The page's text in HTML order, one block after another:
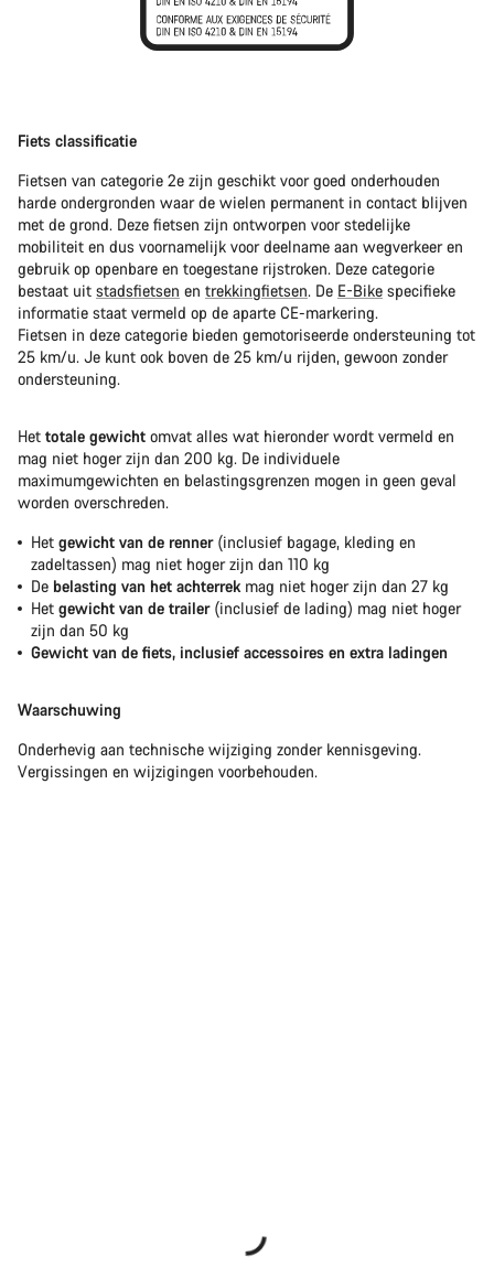
Fiets classificatie
Fietsen van categorie 2e zijn geschikt voor goed onderhouden
harde ondergronden waar de wielen permanent in contact blijven
met de grond. Deze fietsen zijn ontworpen voor stedelijke
mobiliteit en dus voornamelijk voor deelname aan wegverkeer en
gebruik op openbare en toegestane rijstroken. Deze categorie
bestaat uit stadsfietsen en trekkingfietsen. De E-Bike specifieke
informatie staat vermeld op de aparte CE-markering.
Fietsen in deze categorie bieden gemotoriseerde ondersteuning tot
25 km/u. Je kunt ook boven de 25 km/u rijden, gewoon zonder
ondersteuning.
Het totale gewicht omvat alles wat hieronder wordt vermeld en
mag niet hoger zijn dan 200 kg. De individuele
maximumgewichten en belastingsgrenzen mogen in geen geval
worden overschreden.
Het gewicht van de renner(inclusief bagage, kleding en
zadeltassen) mag niet hoger zijn dan 110 kg
De belasting van het achterrekmag niet hoger zijn dan 27 kg
Het gewicht van de trailer(inclusief de lading) mag niet hoger
zijn dan 50 kg
Gewicht van de fiets, inclusief accessoires en extra ladingen
Waarschuwing
Onderhevig aan technische wijziging zonder kennisgeving.
Vergissingen en wijzigingen voorbehouden.